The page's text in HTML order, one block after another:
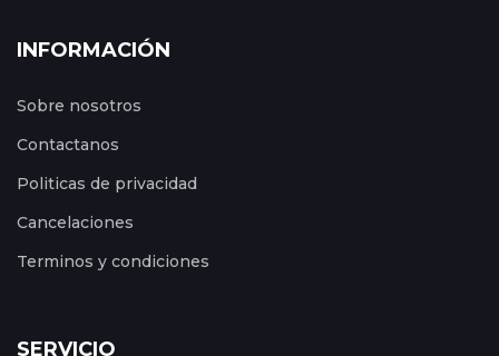
INFORMACIÓN
Sobre nosotros
Contactanos
Politicas de privacidad
Cancelaciones
Terminos y condiciones
SERVICIO